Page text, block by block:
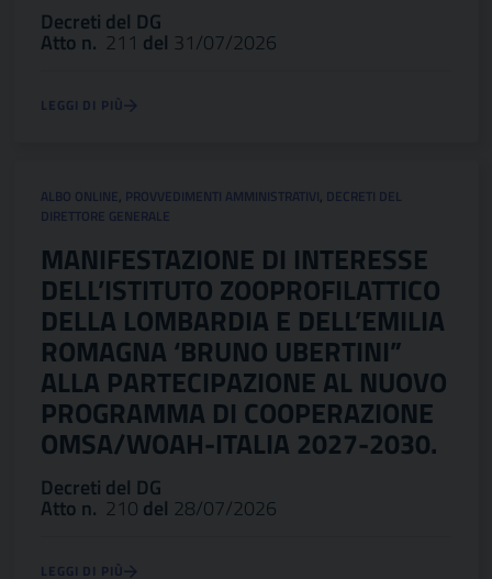
Decreti del DG
Atto n. 211 del 31/07/2026
LEGGI DI PIÙ
ALBO ONLINE, PROVVEDIMENTI AMMINISTRATIVI, DECRETI DEL
DIRETTORE GENERALE
MANIFESTAZIONE DI INTERESSE
DELL’ISTITUTO ZOOPROFILATTICO
DELLA LOMBARDIA E DELL’EMILIA
ROMAGNA ‘BRUNO UBERTINI”
ALLA PARTECIPAZIONE AL NUOVO
PROGRAMMA DI COOPERAZIONE
OMSA/WOAH-ITALIA 2027-2030.
Decreti del DG
Atto n. 210 del 28/07/2026
LEGGI DI PIÙ